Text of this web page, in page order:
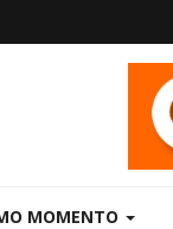
MOMENTO